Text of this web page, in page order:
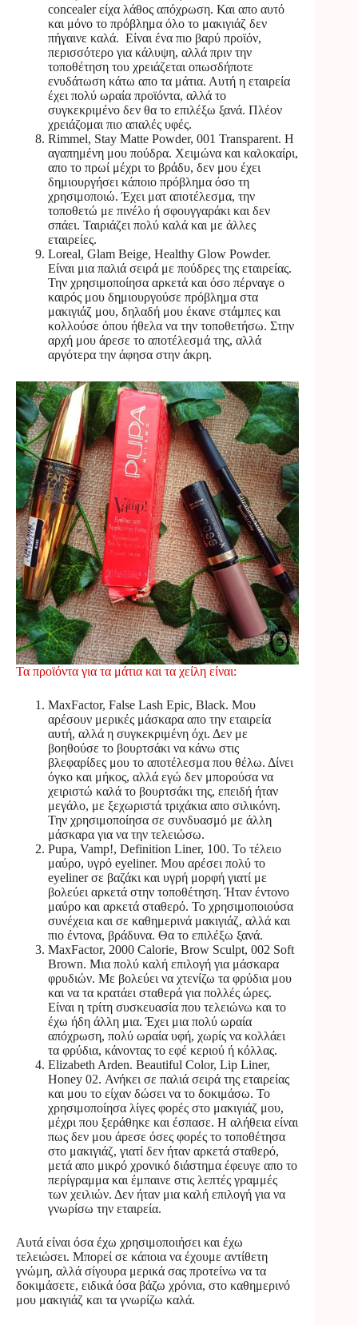
concealer είχα λάθος απόχρωση. Και απο αυτό
και μόνο το πρόβλημα όλο το μακιγιάζ δεν
πήγαινε καλά. Είναι ένα πιο βαρύ προϊόν,
περισσότερο για κάλυψη, αλλά πριν την
τοποθέτηση του χρειάζεται οπωσδήποτε
ενυδάτωση κάτω απο τα μάτια. Αυτή η εταιρεία
έχει πολύ ωραία προϊόντα, αλλά το
συγκεκριμένο δεν θα το επιλέξω ξανά. Πλέον
χρειάζομαι πιο απαλές υφές.
Rimmel, Stay Matte Powder, 001 Transparent. Η
αγαπημένη μου πούδρα. Χειμώνα και καλοκαίρι,
απο το πρωί μέχρι το βράδυ, δεν μου έχει
δημιουργήσει κάποιο πρόβλημα όσο τη
χρησιμοποιώ. Έχει ματ αποτέλεσμα, την
τοποθετώ με πινέλο ή σφουγγαράκι και δεν
σπάει. Ταιριάζει πολύ καλά και με άλλες
εταιρείες.
Loreal, Glam Beige, Healthy Glow Powder.
Είναι μια παλιά σειρά με πούδρες της εταιρείας.
Την χρησιμοποίησα αρκετά και όσο πέρναγε ο
καιρός μου δημιουργούσε πρόβλημα στα
μακιγιάζ μου, δηλαδή μου έκανε στάμπες και
κολλούσε όπου ήθελα να την τοποθετήσω. Στην
αρχή μου άρεσε το αποτέλεσμά της, αλλά
αργότερα την άφησα στην άκρη.
Τα προϊόντα για τα μάτια και τα χείλη είναι:
MaxFactor, False Lash Epic, Black. Μου
αρέσουν μερικές μάσκαρα απο την εταιρεία
αυτή, αλλά η συγκεκριμένη όχι. Δεν με
βοηθούσε το βουρτσάκι να κάνω στις
βλεφαρίδες μου το αποτέλεσμα που θέλω. Δίνει
όγκο και μήκος, αλλά εγώ δεν μπορούσα να
χειριστώ καλά το βουρτσάκι της, επειδή ήταν
μεγάλο, με ξεχωριστά τριχάκια απο σιλικόνη.
Την χρησιμοποίησα σε συνδυασμό με άλλη
μάσκαρα για να την τελειώσω.
Pupa, Vamp!, Definition Liner, 100. Το τέλειο
μαύρο, υγρό eyeliner. Μου αρέσει πολύ το
eyeliner σε βαζάκι και υγρή μορφή γιατί με
βολεύει αρκετά στην τοποθέτηση. Ήταν έντονο
μαύρο και αρκετά σταθερό. Το χρησιμοποιούσα
συνέχεια και σε καθημερινά μακιγιάζ, αλλά και
πιο έντονα, βράδυνα. Θα το επιλέξω ξανά.
MaxFactor, 2000 Calorie, Brow Sculpt, 002 Soft
Brown. Μια πολύ καλή επιλογή για μάσκαρα
φρυδιών. Με βολεύει να χτενίζω τα φρύδια μου
και να τα κρατάει σταθερά για πολλές ώρες.
Είναι η τρίτη συσκευασία που τελειώνω και το
έχω ήδη άλλη μια. Έχει μια πολύ ωραία
απόχρωση, πολύ ωραία υφή, χωρίς να κολλάει
τα φρύδια, κάνοντας το εφέ κεριού ή κόλλας.
Elizabeth Arden. Beautiful Color, Lip Liner,
Honey 02. Ανήκει σε παλιά σειρά της εταιρείας
και μου το είχαν δώσει να το δοκιμάσω. Το
χρησιμοποίησα λίγες φορές στο μακιγιάζ μου,
μέχρι που ξεράθηκε και έσπασε. Η αλήθεια είναι
πως δεν μου άρεσε όσες φορές το τοποθέτησα
στο μακιγιάζ, γιατί δεν ήταν αρκετά σταθερό,
μετά απο μικρό χρονικό διάστημα έφευγε απο το
περίγραμμα και έμπαινε στις λεπτές γραμμές
των χειλιών. Δεν ήταν μια καλή επιλογή για να
γνωρίσω την εταιρεία.
Αυτά είναι όσα έχω χρησιμοποιήσει και έχω
τελειώσει. Μπορεί σε κάποια να έχουμε αντίθετη
γνώμη, αλλά σίγουρα μερικά σας προτείνω να τα
δοκιμάσετε, ειδικά όσα βάζω χρόνια, στο καθημερινό
μου μακιγιάζ και τα γνωρίζω καλά.